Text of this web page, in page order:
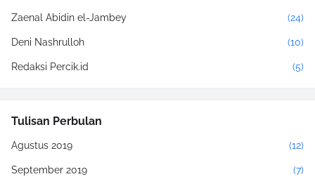
Zaenal Abidin el-Jambey (24)
Deni Nashrulloh (10)
Redaksi Percik.id (5)
Tulisan Perbulan
Agustus 2019 (12)
September 2019 (7)